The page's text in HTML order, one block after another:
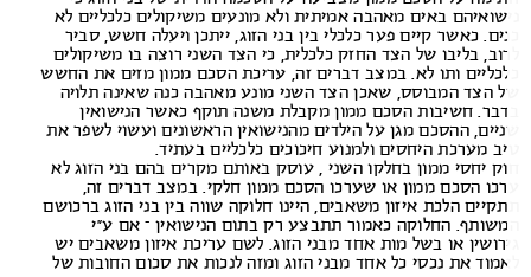
באים מאהבה אמיתית ולא מונעים משיקולים כלכליים לא
כאשר קיים פער כלכלי בין בני הזוג, ייתכן ויעלה חשש, סביר
בליבו של הצד החזק כלכלית, כי הצד השני רוצה בו משיקולים
ותו לא. במצב דברים זה, עריכת הסכם ממון מזים את החשש
הצד המבוסס, שאכן הצד השני מונע מאהבה כנה שאינה תלויה
חשיבות הסכם ממון מקבלת משנה תוקף כאשר הנישואין
ההסכם מגן על הילדים מהנישואין הראשונים ועשוי לשפר את
מערכת היחסים ולמנוע חיכוכים כלכליים בעתיד.
יחסי ממון בחלקו השני , עוסק באותם מקרים בהם בני הזוג לא
הסכם ממון או שערכו הסכם ממון חלקי. במצב דברים זה,
הלכת איזון משאבים, היינו חלוקה שווה בין בני הזוג ברכושם
החלוקה כאמור תתבצע רק בתום הנישואין – אם ע”י
או בשל מות אחד מבני הזוג. לשם עריכת איזון משאבים יש
את נכסי כל אחד מבני הזוג ומזה לנכות את סכום החובות של